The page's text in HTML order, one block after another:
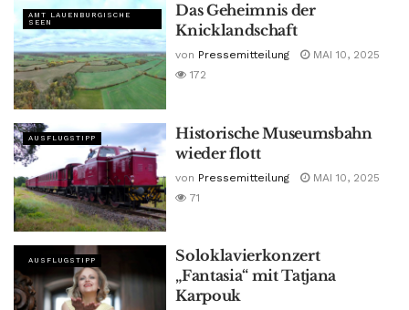
AMT LAUENBURGISCHE
SEEN
Das Geheimnis der
Knicklandschaft
von Pressemitteilung
MAI 10, 2025
172
AUSFLUGSTIPP
Historische Museumsbahn
wieder flott
von Pressemitteilung
MAI 10, 2025
71
AUSFLUGSTIPP
Soloklavierkonzert
„Fantasia“ mit Tatjana
Karpouk